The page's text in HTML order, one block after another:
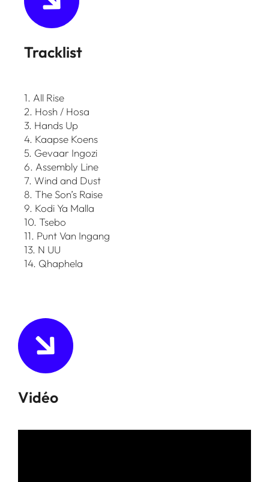
Tracklist
1. All Rise
2. Hosh / Hosa
3. Hands Up
4. Kaapse Koens
5. Gevaar Ingozi
6. Assembly Line
7. Wind and Dust
8. The Son’s Raise
9. Kodi Ya Malla
10. Tsebo
11. Punt Van Ingang
13. N UU
14. Qhaphela
Vidéo